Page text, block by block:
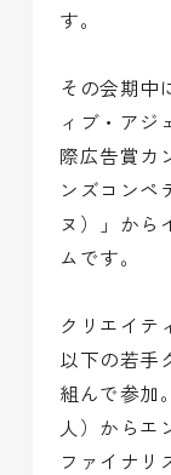
す。
その会期中
ィブ・アジ
際広告賞カ
ンズコンペ
ヌ）」から
ムです。
クリエイテ
以下の若手
組んで参加
人）からエ
ファイナリ